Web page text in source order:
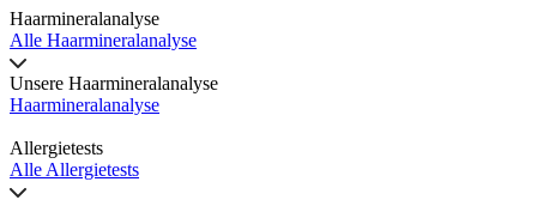
Haarmineralanalyse
Alle Haarmineralanalyse
Unsere Haarmineralanalyse
Haarmineralanalyse
Allergietests
Alle Allergietests